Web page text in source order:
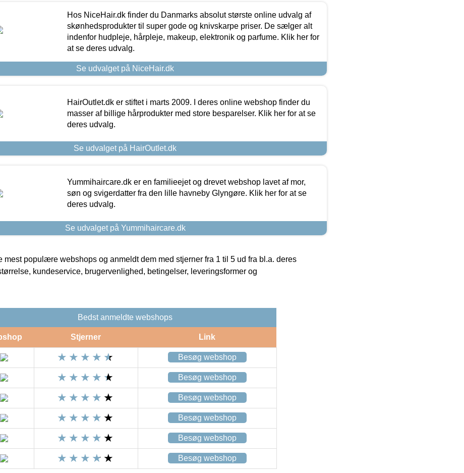
Hos NiceHair.dk finder du Danmarks absolut største online udvalg af
skønhedsprodukter til super gode og knivskarpe priser. De sælger alt
indenfor hudpleje, hårpleje, makeup, elektronik og parfume. Klik her for
at se deres udvalg.
Se udvalget på NiceHair.dk
HairOutlet.dk er stiftet i marts 2009. I deres online webshop finder du
masser af billige hårprodukter med store besparelser. Klik her for at se
deres udvalg.
Se udvalget på HairOutlet.dk
Yummihaircare.dk er en familieejet og drevet webshop lavet af mor,
søn og svigerdatter fra den lille havneby Glyngøre. Klik her for at se
deres udvalg.
Se udvalget på Yummihaircare.dk
mest populære webshops og anmeldt dem med stjerner fra 1 til 5 ud fra bl.a. deres
kundeservice, brugervenlighed, betingelser, leveringsformer og
Bedst anmeldte webshops
Stjerner Link
Besøg webshop
Besøg webshop
Besøg webshop
Besøg webshop
Besøg webshop
Besøg webshop